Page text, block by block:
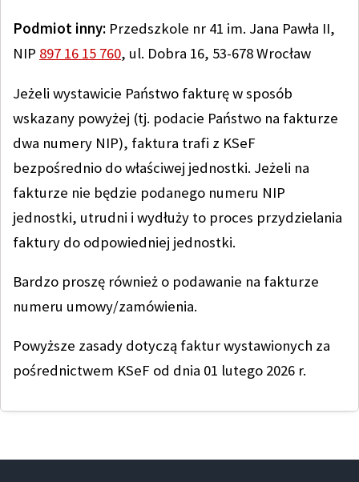
Podmiot inny: Przedszkole nr 41 im. Jana Pawła II,
NIP 897 16 15 760, ul. Dobra 16, 53-678 Wrocław
Jeżeli wystawicie Państwo fakturę w sposób
wskazany powyżej (tj. podacie Państwo na fakturze
dwa numery NIP), faktura trafi z KSeF
bezpośrednio do właściwej jednostki. Jeżeli na
fakturze nie będzie podanego numeru NIP
jednostki, utrudni i wydłuży to proces przydzielania
faktury do odpowiedniej jednostki.
Bardzo proszę również o podawanie na fakturze
numeru umowy/zamówienia.
Powyższe zasady dotyczą faktur wystawionych za
pośrednictwem KSeF od dnia 01 lutego 2026 r.